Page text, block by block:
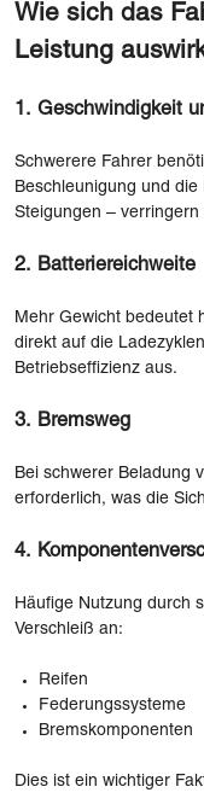
Wie sich das
Leistung
1. Geschwindigkeit
Schwerere Fahrer
Beschleunigung und
Steigungen – verringern
2. Batteriereichweite
Mehr Gewicht bedeutet
direkt auf die
Betriebseffizienz aus.
3. Bremsweg
Bei schwerer Beladung
erforderlich, was die
4.
Häufige Nutzung durch
Verschleiß an:
Reifen
Federungssysteme
Bremskomponenten
Dies ist ein wichtiger